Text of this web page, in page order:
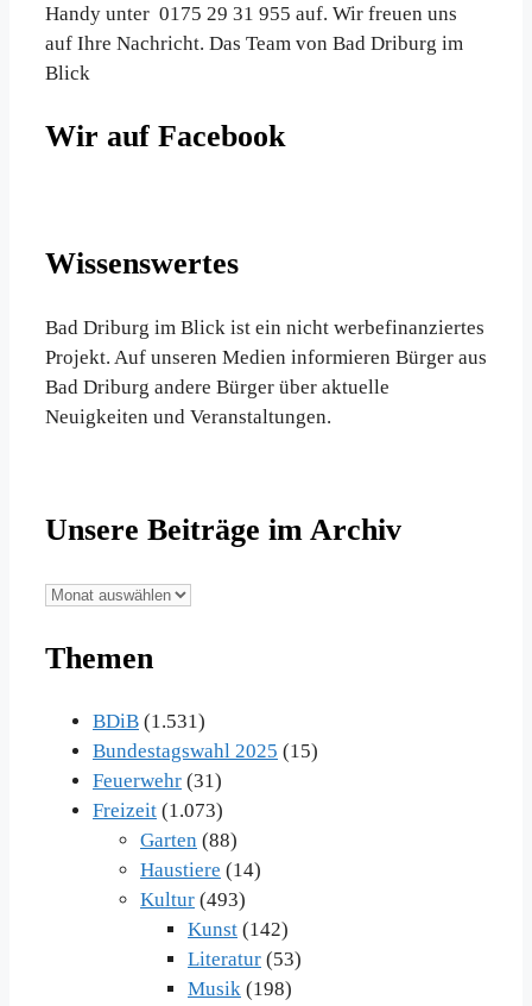
Handy unter 0175 29 31 955 auf. Wir freuen uns
auf Ihre Nachricht. Das Team von Bad Driburg im
Blick
Wir auf Facebook
Wissenswertes
Bad Driburg im Blick ist ein nicht werbefinanziertes
Projekt. Auf unseren Medien informieren Bürger aus
Bad Driburg andere Bürger über aktuelle
Neuigkeiten und Veranstaltungen.
Unsere Beiträge im Archiv
Unsere
im
Themen
BDiB (1.531)
Bundestagswahl 2025 (15)
Feuerwehr (31)
Freizeit (1.073)
Garten (88)
Haustiere (14)
Kultur (493)
Kunst (142)
Literatur (53)
Musik (198)